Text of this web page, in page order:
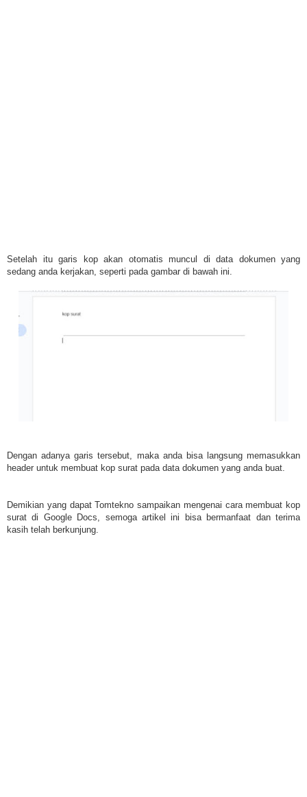
Setelah itu garis kop akan otomatis muncul di data dokumen yang
sedang anda kerjakan, seperti pada gambar di bawah ini.
Dengan adanya garis tersebut, maka anda bisa langsung memasukkan
header untuk membuat kop surat pada data dokumen yang anda buat.
Demikian yang dapat Tomtekno sampaikan mengenai cara membuat kop
surat di Google Docs, semoga artikel ini bisa bermanfaat dan terima
kasih telah berkunjung.